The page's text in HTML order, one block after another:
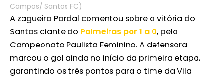
Campos/ Santos FC)
A zagueira Pardal comentou sobre a vitória do
Santos diante do Palmeiras por 1 a 0, pelo
Campeonato Paulista Feminino. A defensora
marcou o gol ainda no início da primeira etapa,
garantindo os três pontos para o time da Vila